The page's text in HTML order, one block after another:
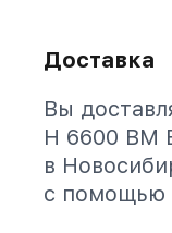
Доставка
Вы
H 6600 BM
в
с помощью